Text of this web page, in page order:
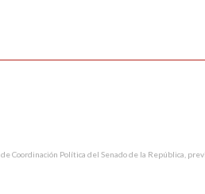
Política del Senado de la República,